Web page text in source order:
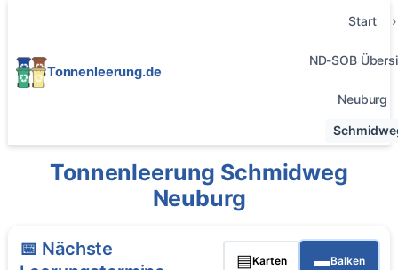
Tonnenleerung.de
Start
ND-SOB
Neuburg
Tonnenleerung Schmidweg
Neuburg
📅 Nächste
▤Karten ▬Balken